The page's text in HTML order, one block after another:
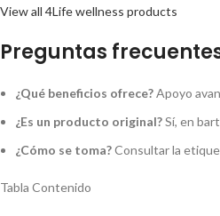
View all 4Life wellness products
Preguntas
¿Qué beneficios ofrece?Apoyo
¿Es un producto original?Sí, en
¿Cómo se toma?Consultar la
Tabla Contenido